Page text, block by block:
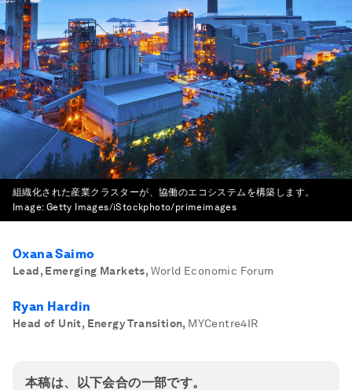
組織化された産業クラスターが、協働のエコシステムを構築します。
Image: Getty Images/iStockphoto/primeimages
Oxana Saimo
Lead, Emerging Markets, World Economic Forum
Ryan Hardin
Head of Unit, Energy Transition, MYCentre4IR
本稿は、以下会合の一部です。